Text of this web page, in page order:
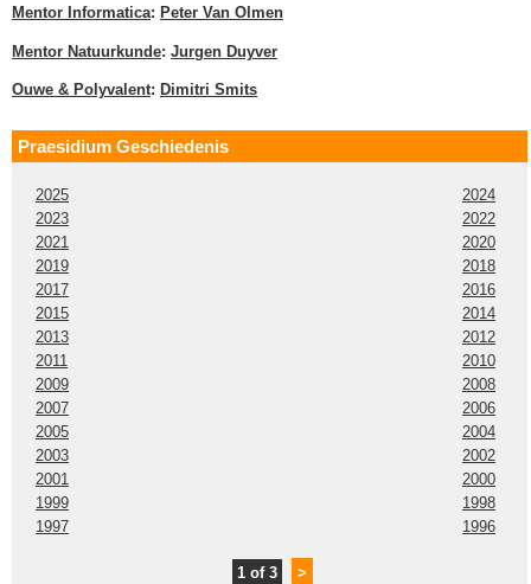
Mentor Informatica: Peter Van Olmen
Mentor Natuurkunde: Jurgen Duyver
Ouwe & Polyvalent: Dimitri Smits
Praesidium Geschiedenis
2025
2024
2023
2022
2021
2020
2019
2018
2017
2016
2015
2014
2013
2012
2011
2010
2009
2008
2007
2006
2005
2004
2003
2002
2001
2000
1999
1998
1997
1996
1 of 3 >